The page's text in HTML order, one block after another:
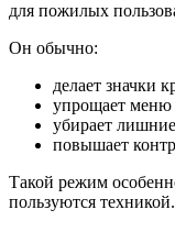
для пожилых
Он обычно:
делает значки
упрощает меню
убирает
повышает
Такой режим
пользуются техникой.